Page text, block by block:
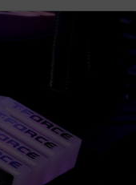
的超频技术
可能无法达到标
情况下进行验
请联系处理器或